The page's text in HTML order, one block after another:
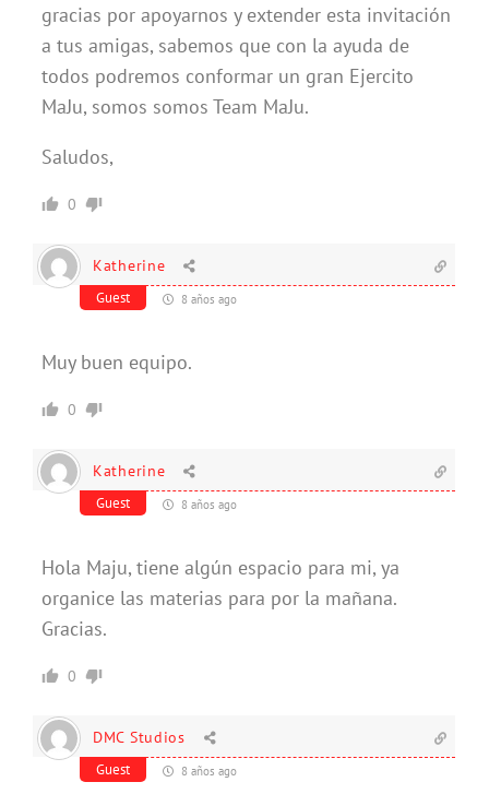
gracias por apoyarnos y extender esta invitación
a tus amigas, sabemos que con la ayuda de
todos podremos conformar un gran Ejercito
MaJu, somos somos Team MaJu.
Saludos,
0
Katherine
Guest 8 años ago
Muy buen equipo.
0
Katherine
Guest 8 años ago
Hola Maju, tiene algún espacio para mi, ya
organice las materias para por la mañana.
Gracias.
0
DMC Studios
Guest 8 años ago